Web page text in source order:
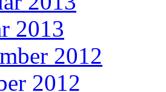
2013
2012
2012